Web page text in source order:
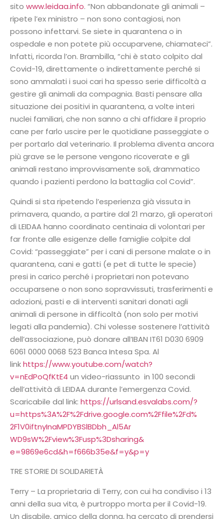
sito www.leidaa.info. “Non abbandonate gli animali –
ripete l’ex ministro – non sono contagiosi, non
possono infettarvi. Se siete in quarantena o in
ospedale e non potete più occuparvene, chiamateci”.
Infatti, ricorda l’on. Brambilla, “chi è stato colpito dal
Covid-19, direttamente o indirettamente perché si
sono ammalati i suoi cari ha spesso serie difficoltà a
gestire gli animali da compagnia. Basti pensare alla
situazione dei positivi in quarantena, a volte interi
nuclei familiari, che non sanno a chi affidare il proprio
cane per farlo uscire per le quotidiane passeggiate o
per portarlo dal veterinario. Il problema diventa ancora
più grave se le persone vengono ricoverate e gli
animali restano improvvisamente soli, drammatico
quando i pazienti perdono la battaglia col Covid”.
Quindi si sta ripetendo l’esperienza già vissuta in
primavera, quando, a partire dal 21 marzo, gli operatori
di LEIDAA hanno coordinato centinaia di volontari per
far fronte alle esigenze delle famiglie colpite dal
Covid: “passeggiate” per i cani di persone malate o in
quarantena, cani e gatti (e pet di tutte le specie)
presi in carico perché i proprietari non potevano
occuparsene o non sono sopravvissuti, trasferimenti e
adozioni, pasti e di interventi sanitari donati agli
animali di persone in difficoltà (non solo per motivi
legati alla pandemia). Chi volesse sostenere l’attività
dell’associazione, può donare all’IBAN IT61 D030 6909
6061 0000 0068 523 Banca Intesa Spa. Al
linkhttps://www.youtube.com/watch?
v=nEdPoQfKtE4 un video-riassunto in 100 secondi
dell’attività di LEIDAA durante l’emergenza Covid.
Scaricabile dal link: https://urlsand.esvalabs.com/?
u=https%3A%2F%2Fdrive.google.com%2Ffile%2Fd%
2F1V0iftnyInaMPDYBSlBDbh_Al5Ar
WD9sW%2Fview%3Fusp%3Dsharing&
e=9869e6cd&h=f666b35e&f=y&p=y
TRE STORIE DI SOLIDARIETÀ
Terry – La proprietaria di Terry, con cui ha condiviso i 13
anni della sua vita, è purtroppo morta per il Covid-19.
Un disabile, amico della donna, ha cercato di prendersi